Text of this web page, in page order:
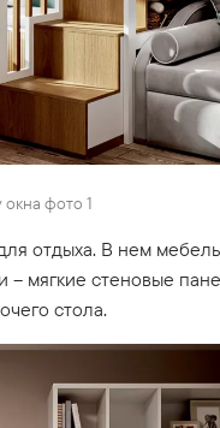
фото 1
отдыха. В нем
мягкие стеновые
стола.